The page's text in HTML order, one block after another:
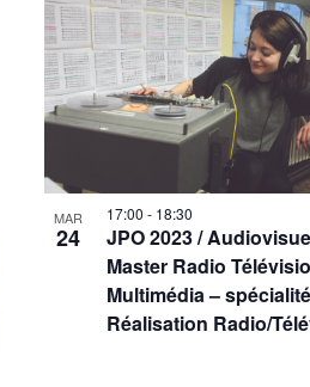
MAR
24
17:00- 18:30
JPO 2023 /
Master Radio
Multimédia – spécialité
Réalisation Radio/